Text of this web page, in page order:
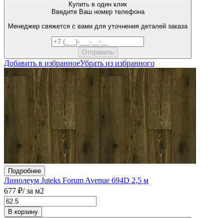
Купить в один клик
Введите Ваш номер телефона
Менеджер свяжется с вами для уточнения деталей заказа
Добавить в избранноеУбрать из избранного
Подробнее
Линолеум Juteks Forum Avenue 694D 2,5 м
677 ₽/ за м2
В корзину